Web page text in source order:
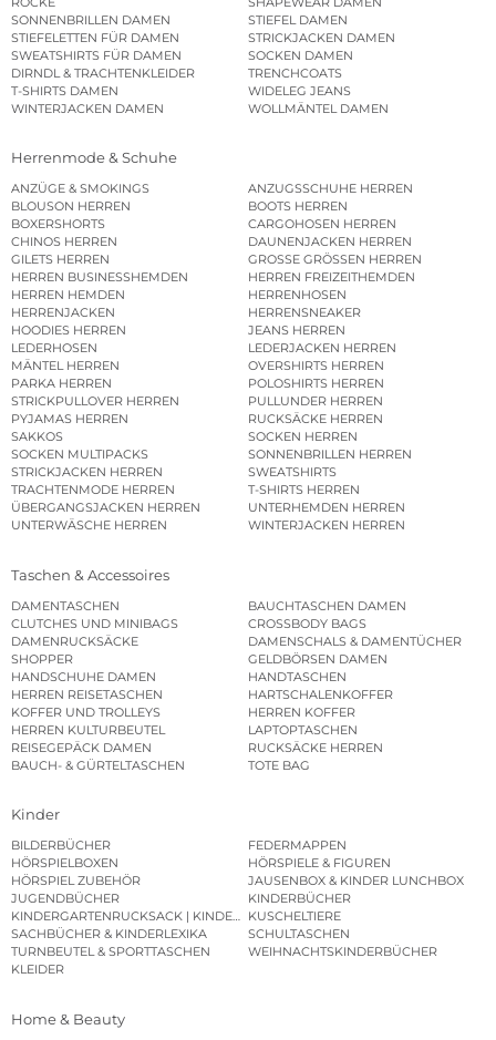
SONNENBRILLEN DAMEN
STIEFEL DAMEN
STIEFELETTEN FÜR DAMEN
STRICKJACKEN DAMEN
SWEATSHIRTS FÜR DAMEN
SOCKEN DAMEN
DIRNDL & TRACHTENKLEIDER
TRENCHCOATS
T-SHIRTS DAMEN
WIDELEG JEANS
WINTERJACKEN DAMEN
WOLLMÄNTEL DAMEN
Herrenmode & Schuhe
ANZÜGE & SMOKINGS
ANZUGSSCHUHE HERREN
BLOUSON HERREN
BOOTS HERREN
BOXERSHORTS
CARGOHOSEN HERREN
CHINOS HERREN
DAUNENJACKEN HERREN
GILETS HERREN
GROSSE GRÖSSEN HERREN
HERREN BUSINESSHEMDEN
HERREN FREIZEITHEMDEN
HERREN HEMDEN
HERRENHOSEN
HERRENJACKEN
HERRENSNEAKER
HOODIES HERREN
JEANS HERREN
LEDERHOSEN
LEDERJACKEN HERREN
MÄNTEL HERREN
OVERSHIRTS HERREN
PARKA HERREN
POLOSHIRTS HERREN
STRICKPULLOVER HERREN
PULLUNDER HERREN
PYJAMAS HERREN
RUCKSÄCKE HERREN
SAKKOS
SOCKEN HERREN
SOCKEN MULTIPACKS
SONNENBRILLEN HERREN
STRICKJACKEN HERREN
SWEATSHIRTS
TRACHTENMODE HERREN
T-SHIRTS HERREN
ÜBERGANGSJACKEN HERREN
UNTERHEMDEN HERREN
UNTERWÄSCHE HERREN
WINTERJACKEN HERREN
Taschen & Accessoires
DAMENTASCHEN
BAUCHTASCHEN DAMEN
CLUTCHES UND MINIBAGS
CROSSBODY BAGS
DAMENRUCKSÄCKE
DAMENSCHALS & DAMENTÜCHER
SHOPPER
GELDBÖRSEN DAMEN
HANDSCHUHE DAMEN
HANDTASCHEN
HERREN REISETASCHEN
HARTSCHALENKOFFER
KOFFER UND TROLLEYS
HERREN KOFFER
HERREN KULTURBEUTEL
LAPTOPTASCHEN
REISEGEPÄCK DAMEN
RUCKSÄCKE HERREN
BAUCH- & GÜRTELTASCHEN
TOTE BAG
Kinder
BILDERBÜCHER
FEDERMAPPEN
HÖRSPIELBOXEN
HÖRSPIELE & FIGUREN
HÖRSPIEL ZUBEHÖR
JAUSENBOX & KINDER LUNCHBOX
JUGENDBÜCHER
KINDERBÜCHER
KINDERGARTENRUCKSACK | KINDERGARTENBEUTEL
KUSCHELTIERE
SACHBÜCHER & KINDERLEXIKA
SCHULTASCHEN
TURNBEUTEL & SPORTTASCHEN
WEIHNACHTSKINDERBÜCHER
KLEIDER
Home & Beauty